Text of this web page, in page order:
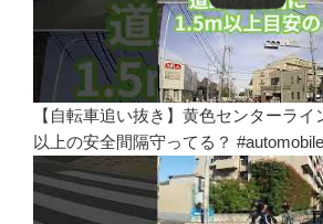
【自転車追い抜き】黄色センターライ
以上の安全間隔守ってる？